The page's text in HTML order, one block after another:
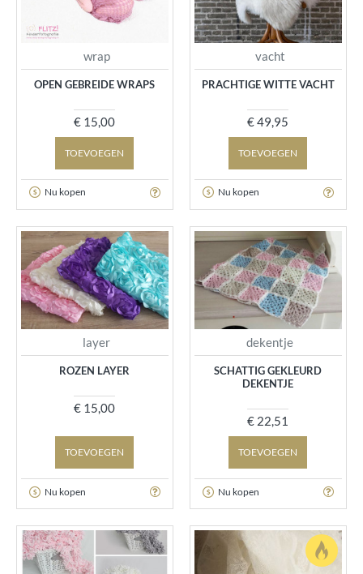
wrap
OPEN GEBREIDE WRAPS
€ 15,00
TOEVOEGEN
Nu kopen
vacht
PRACHTIGE WITTE VACHT
€ 49,95
TOEVOEGEN
Nu kopen
layer
ROZEN LAYER
€ 15,00
TOEVOEGEN
Nu kopen
dekentje
SCHATTIG GEKLEURD
DEKENTJE
€ 22,51
TOEVOEGEN
Nu kopen